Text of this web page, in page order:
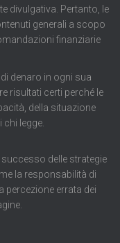
divulgativa. Pertanto, le
generali a scopo
finanziarie
denaro in ogni sua
risultati certi perché le
della situazione
legge.
delle strategie
la responsabilità di
percezione errata dei